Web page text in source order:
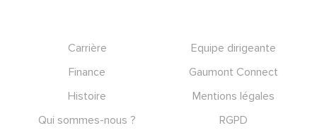
Carrière
Equipe dirigeante
Finance
Gaumont Connect
Histoire
Mentions légales
Qui sommes-nous ?
RGPD